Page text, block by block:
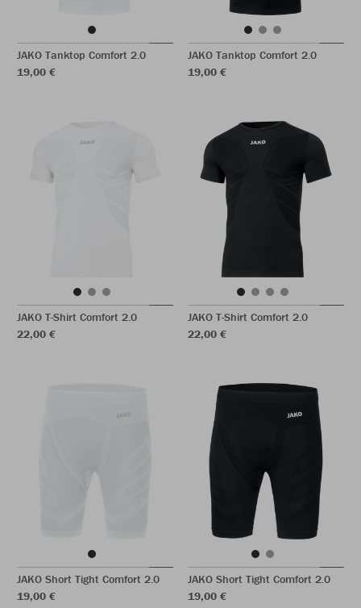
JAKO Tanktop Comfort 2.0
19,00 €
JAKO Tanktop Comfort 2.0
19,00 €
JAKO T-Shirt Comfort 2.0
22,00 €
JAKO T-Shirt Comfort 2.0
22,00 €
JAKO Short Tight Comfort 2.0
19,00 €
JAKO Short Tight Comfort 2.0
19,00 €